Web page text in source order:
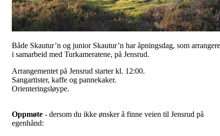
Både Skautur’n og junior Skautur’n har åpningsdag, som
i samarbeid med Turkameratene, på Jensrud.
Arrangementet på Jensrud starter kl. 12:00.
Sangartister, kaffe og pannekaker.
Orienteringsløype.
Oppmøte - dersom du ikke ønsker å finne veien til Jensrud på
egenhånd: